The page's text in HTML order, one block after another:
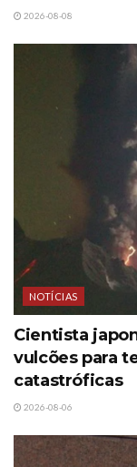
2026-08-08
NOTÍCIAS
Cientista
vulcões para
catastróficas
2026-08-06